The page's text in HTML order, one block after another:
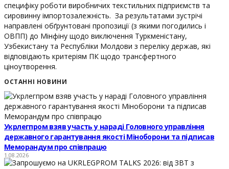
специфіку роботи виробничих текстильних підприємств та
сировинну імпортозалежність. За результатами зустрічі
направлені обґрунтовані пропозиції (з якими погодились і
ОВПП) до Мінфіну щодо виключення Туркменістану,
Узбекистану та Республіки Молдови з переліку держав, які
відповідають критеріям ПК щодо трансфертного
ціноутворення.
ОСТАННІ НОВИНИ
Укрлегпром взяв участь у нараді Головного управління
державного гарантування якості Міноборони та підписав
Меморандум про співпрацю
1.08.2026